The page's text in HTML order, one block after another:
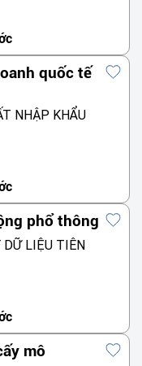
quốc tế
NHẬP KHẨU
phổ thông
DỮ LIỆU TIÊN
mô